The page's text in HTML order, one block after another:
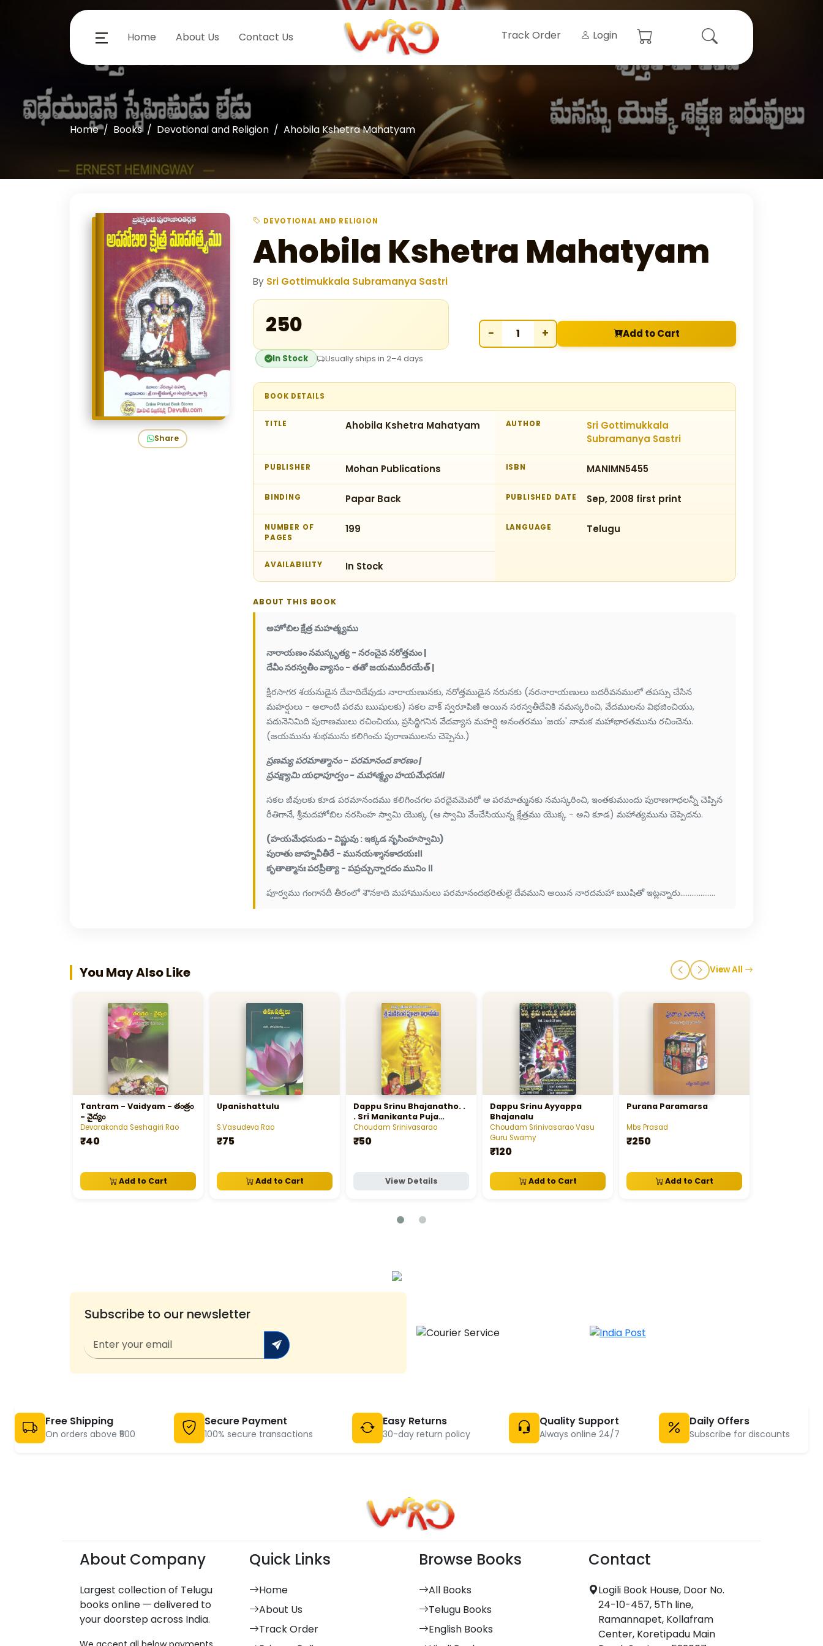
Home About Us Contact Us Track Order Login
Home Books Devotional and Religion Ahobila Kshetra Mahatyam
Share
DEVOTIONAL AND RELIGION
Ahobila Kshetra Mahatyam
By Sri Gottimukkala Subramanya Sastri
₹250
In Stock Usually ships in 2–4 days
− + Add to Cart
BOOK DETAILS
TITLE Ahobila Kshetra Mahatyam AUTHOR
Sri Gottimukkala
Subramanya Sastri
PUBLISHER Mohan Publications ISBN MANIMN5455
BINDING Papar Back PUBLISHED DATE Sep, 2008 first print
NUMBER OF
PAGES
199 LANGUAGE Telugu
AVAILABILITY In Stock
ABOUT THIS BOOK
అహోబిల క్షేత్ర మహత్మ్యము
నారాయణం నమస్కృత్య - నరంచైవ నరోత్తమం |
దేవీం సరస్వతీం వ్యాసం - తతో జయముదీరయేత్ |
క్షీరసాగర శయనుడైన దేవాదిదేవుడు నారాయణునకు, నరోత్తముడైన నరునకు (నరనారాయణులు బదరీవనములో తపస్సు చేసిన
మహర్షులు - అలాంటి పరమ ఋషులకు) సకల వాక్ స్వరూపిణి అయిన సరస్వతీదేవికి నమస్కరించి, వేదములను విభజించియు,
పదునెనిమిది పురాణములు రచించియు, ప్రసిద్ధిగనిన వేదవ్యాస మహర్షి అనంతరము 'జయ' నామక మహాభారతమును రచించెను.
(జయమును శుభమును కలిగించు పురాణములను చెప్పెను.)
ప్రణమ్య పరమాత్మానం - పరమానంద కారణం |
ప్రవక్ష్యామి యధాపూర్వం - మహాత్మ్యం హయమేధసః॥
సకల జీవులకు కూడ పరమానందము కలిగించగల పరదైవమెవరో ఆ పరమాత్మునకు నమస్కరించి, ఇంతకుముందు పురాణగాధలన్నీ చెప్పిన
రీతిగానే, శ్రీమదహోబిల నరసింహ స్వామి యొక్క (ఆ స్వామి వేంచేసియున్న క్షేత్రము యొక్క - అని కూడ) మహాత్యమును చెప్పెదను.
(హయమేధసుడు - విష్ణువు : ఇక్కడ నృసింహస్వామి)
పురాతు జాహ్నవీతీరే - మునయశ్శానకాదయః॥
కృతాత్మానః పరప్రీత్యా - పప్రచ్చున్నారదం మునిం ॥
పూర్వము గంగానదీ తీరంలో శౌనకాది మహామునులు పరమానందభరితులై దేవముని అయిన నారదమహా ఋషితో ఇట్లన్నారు...................
You May Also Like View All
Tantram - Vaidyam - తంత్రం
- వైద్యం
Devarakonda Seshagiri Rao
₹40
Add to Cart
Upanishattulu
S.Vasudeva Rao
₹75
Add to Cart
Dappu Srinu Bhajanatho. .
. Sri Manikanta Puja
Vidhanamu
Choudam Srinivasarao
₹50
View Details
Dappu Srinu Ayyappa
Bhajanalu
Choudam Srinivasarao Vasu
Guru Swamy
₹120
Add to Cart
Purana Paramarsa
Mbs Prasad
₹250
Add to Cart
Subscribe to our newsletter
Free Shipping
On orders above ₹500
Secure Payment
100% secure transactions
Easy Returns
30-day return policy
Quality Support
Always online 24/7
Daily Offers
Subscribe for discounts
About Company
Largest collection of Telugu
books online — delivered to
your doorstep across India.
Quick Links
Home
About Us
Track Order
Browse Books
All Books
Telugu Books
English Books
Contact
Logili Book House, Door No.
24-10-457, 5Th line,
Ramannapet, Kollafram
Center, Koretipadu Main